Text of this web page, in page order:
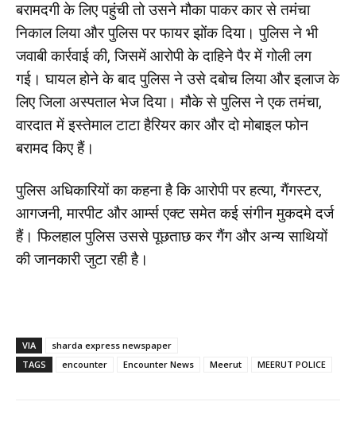
बरामदगी के लिए पहुंची तो उसने मौका पाकर कार से तमंचा
निकाल लिया और पुलिस पर फायर झोंक दिया। पुलिस ने भी
जवाबी कार्रवाई की, जिसमें आरोपी के दाहिने पैर में गोली लग
गई। घायल होने के बाद पुलिस ने उसे दबोच लिया और इलाज के
लिए जिला अस्पताल भेज दिया। मौके से पुलिस ने एक तमंचा,
वारदात में इस्तेमाल टाटा हैरियर कार और दो मोबाइल फोन
बरामद किए हैं।
पुलिस अधिकारियों का कहना है कि आरोपी पर हत्या, गैंगस्टर,
आगजनी, मारपीट और आर्म्स एक्ट समेत कई संगीन मुकदमे दर्ज
हैं। फिलहाल पुलिस उससे पूछताछ कर गैंग और अन्य साथियों
की जानकारी जुटा रही है।
VIA
sharda express newspaper
TAGS
encounter Encounter News Meerut MEERUT POLICE